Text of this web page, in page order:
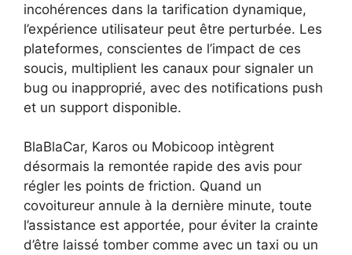
incohérences dans la tarification dynamique,
l’expérience utilisateur peut être perturbée. Les
plateformes, conscientes de l’impact de ces
soucis, multiplient les canaux pour signaler un
bug ou inapproprié, avec des notifications push
et un support disponible.
BlaBlaCar, Karos ou Mobicoop intègrent
désormais la remontée rapide des avis pour
régler les points de friction. Quand un
covoitureur annule à la dernière minute, toute
l’assistance est apportée, pour éviter la crainte
d’être laissé tomber comme avec un taxi ou un